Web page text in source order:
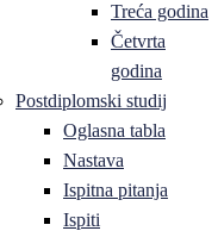
Treća godina
Četvrta
godina
Postdiplomski studij
Oglasna tabla
Nastava
Ispitna pitanja
Ispiti